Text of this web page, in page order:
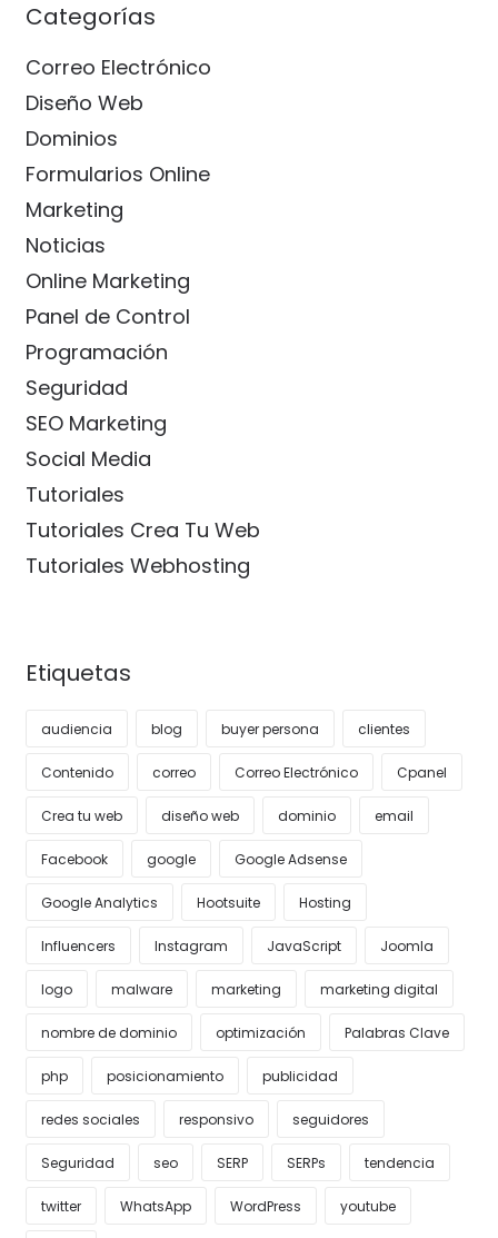
Categorías
Correo Electrónico
Diseño Web
Dominios
Formularios Online
Marketing
Noticias
Online Marketing
Panel de Control
Programación
Seguridad
SEO Marketing
Social Media
Tutoriales
Tutoriales Crea Tu Web
Tutoriales Webhosting
Etiquetas
audiencia blog buyer persona clientes
Contenido correo Correo Electrónico Cpanel
Crea tu web diseño web dominio email
Facebook google Google Adsense
Google Analytics Hootsuite Hosting
Influencers Instagram JavaScript Joomla
logo malware marketing marketing digital
nombre de dominio optimización Palabras Clave
php posicionamiento publicidad
redes sociales responsivo seguidores
Seguridad seo SERP SERPs tendencia
twitter WhatsApp WordPress youtube